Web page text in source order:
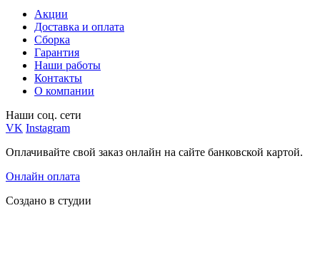
Акции
Доставка и оплата
Сборка
Гарантия
Наши работы
Контакты
О компании
Наши соц. сети
VK Instagram
Оплачивайте свой заказ онлайн на сайте банковской картой.
Онлайн оплата
Создано в студии